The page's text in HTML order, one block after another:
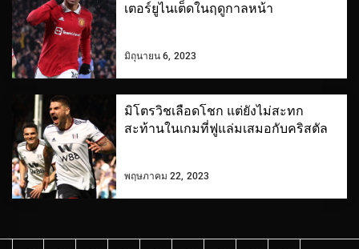
เตอร์ยูไนเต็ดในฤดูกาลหน้า
มิถุนายน 6, 2023
มิโตรวิชเลือดโชก แต่ยังไม่สะทก
สะท้านในเกมที่ฟูแล่มเสมอกับคริสตัล
พฤษภาคม 22, 2023